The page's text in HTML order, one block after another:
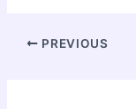
Post
PREVIOUS